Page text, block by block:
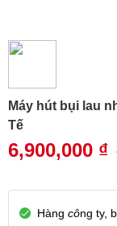
Máy hút bụi lau
Tế
6,900,000 ₫
Hàng công ty,